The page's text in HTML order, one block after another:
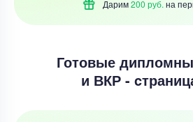
Дарим200 руб. на
Готовые
и ВКР -